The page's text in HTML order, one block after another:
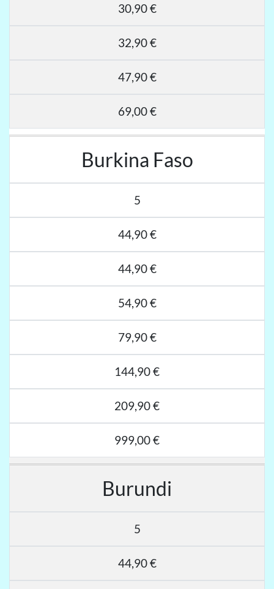
30,90 €
32,90 €
47,90 €
69,00 €
Burkina Faso
5
44,90 €
44,90 €
54,90 €
79,90 €
144,90 €
209,90 €
999,00 €
Burundi
5
44,90 €